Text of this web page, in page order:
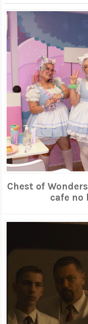
Chest of
cafe no